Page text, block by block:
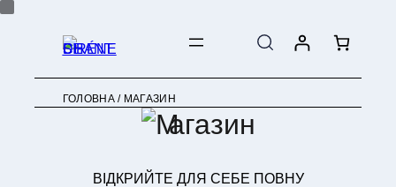
ПЕРЕЙТИ
ГОЛОВНА/ МАГАЗИН
агазин
ВІДКРИЙТЕ ДЛЯ СЕБЕ ПОВНУ